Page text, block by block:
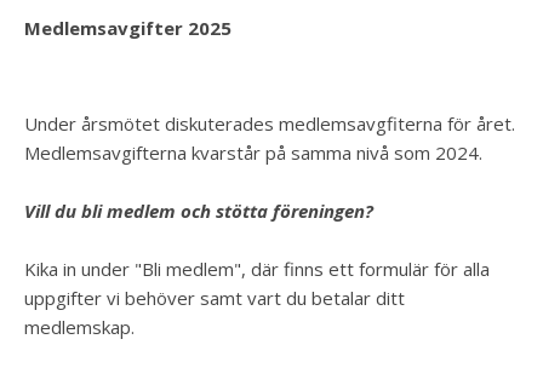
Medlemsavgifter 2025
Under årsmötet diskuterades medlemsavgfiterna för året.
Medlemsavgifterna kvarstår på samma nivå som 2024.
Vill du bli medlem och stötta föreningen?
Kika in under "Bli medlem", där finns ett formulär för alla
uppgifter vi behöver samt vart du betalar ditt
medlemskap.